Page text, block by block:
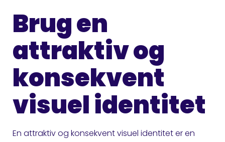
Brug en
attraktiv og
konsekvent
visuel identitet
En attraktiv og konsekvent visuel identitet er en